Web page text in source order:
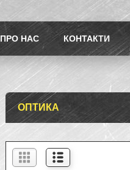
ПРО НАС КОНТАКТИ
ОПТИКА